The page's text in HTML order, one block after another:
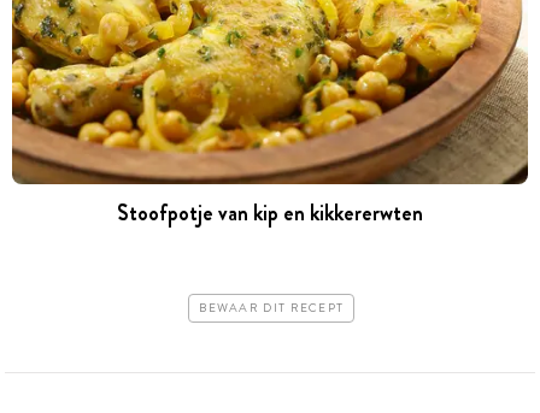
Stoofpotje van kip en kikkererwten
BEWAAR DIT RECEPT